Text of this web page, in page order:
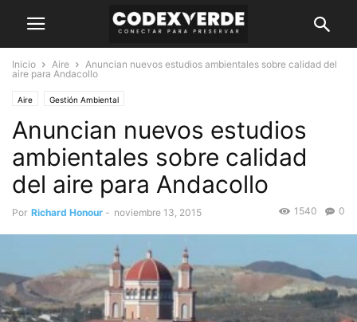
Inicio Aire
Anuncian nuevos estudios ambientales sobre calidad del
aire para Andacollo
Aire Gestión Ambiental
Anuncian nuevos estudios
ambientales sobre calidad
del aire para Andacollo
Por Richard Honour - noviembre 13, 2015 0
1540